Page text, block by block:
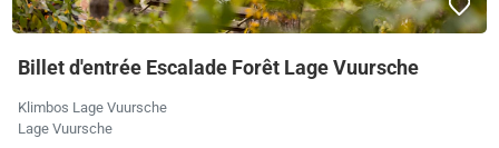
Billet d'entrée Escalade Forêt Lage Vuursche
Klimbos Lage Vuursche
Lage Vuursche